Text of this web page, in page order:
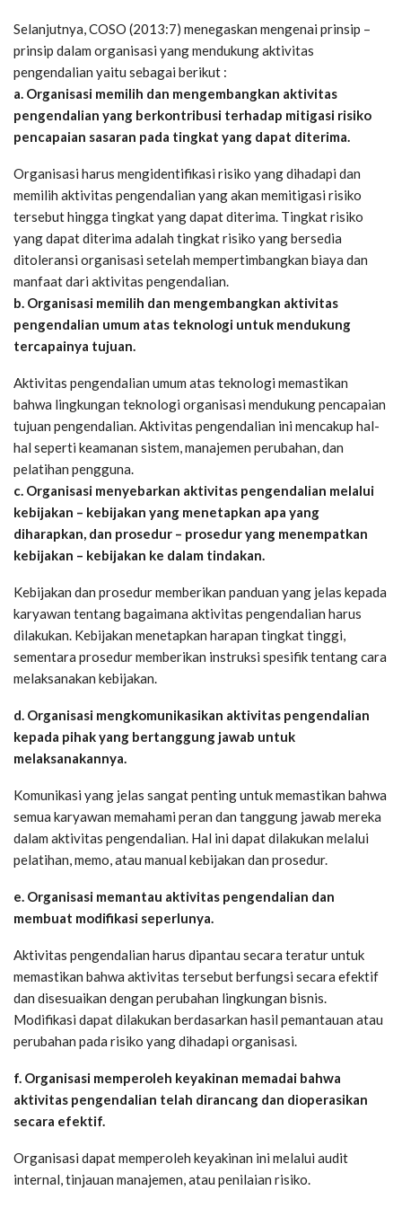
Selanjutnya, COSO (2013:7) menegaskan mengenai prinsip –
prinsip dalam organisasi yang mendukung aktivitas
pengendalian yaitu sebagai berikut :
a. Organisasi memilih dan mengembangkan aktivitas
pengendalian yang berkontribusi terhadap mitigasi risiko
pencapaian sasaran pada tingkat yang dapat diterima.
Organisasi harus mengidentifikasi risiko yang dihadapi dan
memilih aktivitas pengendalian yang akan memitigasi risiko
tersebut hingga tingkat yang dapat diterima. Tingkat risiko
yang dapat diterima adalah tingkat risiko yang bersedia
ditoleransi organisasi setelah mempertimbangkan biaya dan
manfaat dari aktivitas pengendalian.
b. Organisasi memilih dan mengembangkan aktivitas
pengendalian umum atas teknologi untuk mendukung
tercapainya tujuan.
Aktivitas pengendalian umum atas teknologi memastikan
bahwa lingkungan teknologi organisasi mendukung pencapaian
tujuan pengendalian. Aktivitas pengendalian ini mencakup hal-
hal seperti keamanan sistem, manajemen perubahan, dan
pelatihan pengguna.
c. Organisasi menyebarkan aktivitas pengendalian melalui
kebijakan – kebijakan yang menetapkan apa yang
diharapkan, dan prosedur – prosedur yang menempatkan
kebijakan – kebijakan ke dalam tindakan.
Kebijakan dan prosedur memberikan panduan yang jelas kepada
karyawan tentang bagaimana aktivitas pengendalian harus
dilakukan. Kebijakan menetapkan harapan tingkat tinggi,
sementara prosedur memberikan instruksi spesifik tentang cara
melaksanakan kebijakan.
d. Organisasi mengkomunikasikan aktivitas pengendalian
kepada pihak yang bertanggung jawab untuk
melaksanakannya.
Komunikasi yang jelas sangat penting untuk memastikan bahwa
semua karyawan memahami peran dan tanggung jawab mereka
dalam aktivitas pengendalian. Hal ini dapat dilakukan melalui
pelatihan, memo, atau manual kebijakan dan prosedur.
e. Organisasi memantau aktivitas pengendalian dan
membuat modifikasi seperlunya.
Aktivitas pengendalian harus dipantau secara teratur untuk
memastikan bahwa aktivitas tersebut berfungsi secara efektif
dan disesuaikan dengan perubahan lingkungan bisnis.
Modifikasi dapat dilakukan berdasarkan hasil pemantauan atau
perubahan pada risiko yang dihadapi organisasi.
f. Organisasi memperoleh keyakinan memadai bahwa
aktivitas pengendalian telah dirancang dan dioperasikan
secara efektif.
Organisasi dapat memperoleh keyakinan ini melalui audit
internal, tinjauan manajemen, atau penilaian risiko.